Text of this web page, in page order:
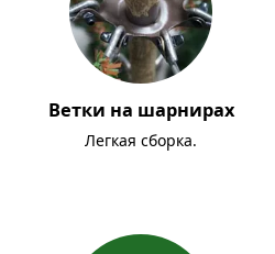
Ветки на шарнирах
Легкая сборка.